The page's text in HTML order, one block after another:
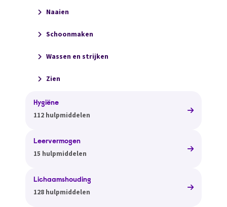
Naaien
Schoonmaken
Wassen en strijken
Zien
Hygiëne
112 hulpmiddelen
Leervermogen
15 hulpmiddelen
Lichaamshouding
128 hulpmiddelen